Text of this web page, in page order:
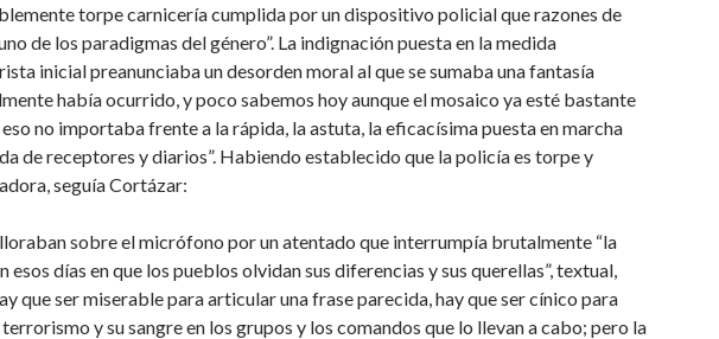
torpe carnicería cumplida por un dispositivo policial que razones de
de los paradigmas del género”. La indignación puesta en la medida
inicial preanunciaba un desorden moral al que se sumaba una fantasía
había ocurrido, y poco sabemos hoy aunque el mosaico ya esté bastante
no importaba frente a la rápida, la astuta, la eficacísima puesta en marcha
de receptores y diarios”. Habiendo establecido que la policía es torpe y
seguía Cortázar:
sobre el micrófono por un atentado que interrumpía brutalmente “la
días en que los pueblos olvidan sus diferencias y sus querellas”, textual,
que ser miserable para articular una frase parecida, hay que ser cínico para
y su sangre en los grupos y los comandos que lo llevan a cabo; pero la